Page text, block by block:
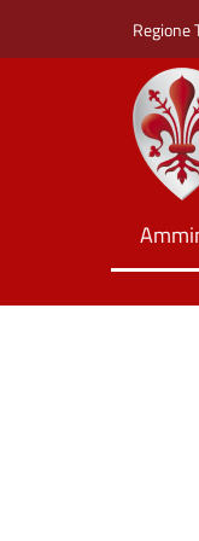
Regione